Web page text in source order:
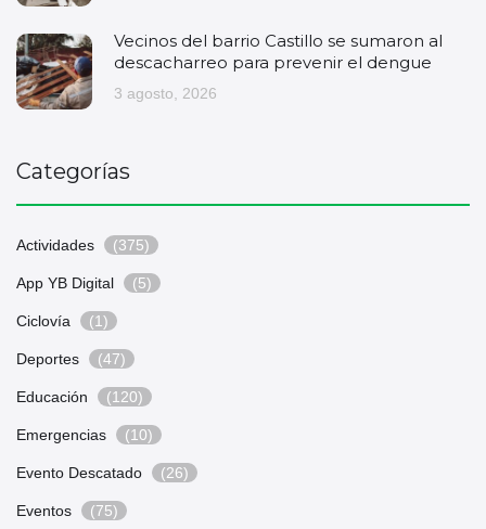
Vecinos del barrio Castillo se sumaron al
descacharreo para prevenir el dengue
3 agosto, 2026
Categorías
Actividades (375)
App YB Digital (5)
Ciclovía (1)
Deportes (47)
Educación (120)
Emergencias (10)
Evento Descatado (26)
Eventos (75)